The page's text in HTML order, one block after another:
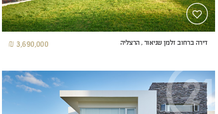
דירה ברחוב זלמן שניאור , הרצליה 3,690,000 ₪